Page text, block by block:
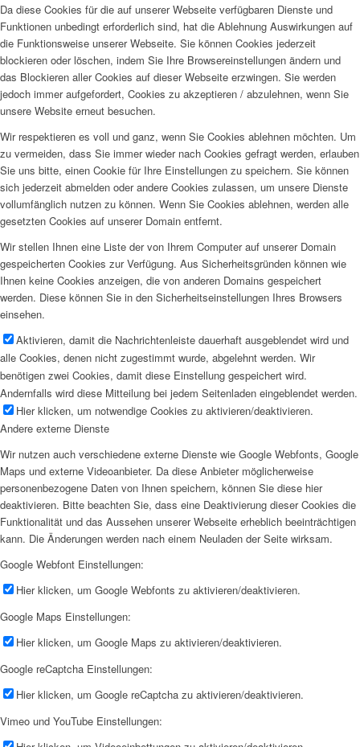
Da diese Cookies für die auf unserer Webseite verfügbaren Dienste und
Funktionen unbedingt erforderlich sind, hat die Ablehnung Auswirkungen auf
die Funktionsweise unserer Webseite. Sie können Cookies jederzeit
blockieren oder löschen, indem Sie Ihre Browsereinstellungen ändern und
das Blockieren aller Cookies auf dieser Webseite erzwingen. Sie werden
jedoch immer aufgefordert, Cookies zu akzeptieren / abzulehnen, wenn Sie
unsere Website erneut besuchen.
Wir respektieren es voll und ganz, wenn Sie Cookies ablehnen möchten. Um
zu vermeiden, dass Sie immer wieder nach Cookies gefragt werden, erlauben
Sie uns bitte, einen Cookie für Ihre Einstellungen zu speichern. Sie können
sich jederzeit abmelden oder andere Cookies zulassen, um unsere Dienste
vollumfänglich nutzen zu können. Wenn Sie Cookies ablehnen, werden alle
gesetzten Cookies auf unserer Domain entfernt.
Wir stellen Ihnen eine Liste der von Ihrem Computer auf unserer Domain
gespeicherten Cookies zur Verfügung. Aus Sicherheitsgründen können wie
Ihnen keine Cookies anzeigen, die von anderen Domains gespeichert
werden. Diese können Sie in den Sicherheitseinstellungen Ihres Browsers
einsehen.
Aktivieren, damit die Nachrichtenleiste dauerhaft ausgeblendet wird und
alle Cookies, denen nicht zugestimmt wurde, abgelehnt werden. Wir
benötigen zwei Cookies, damit diese Einstellung gespeichert wird.
Andernfalls wird diese Mitteilung bei jedem Seitenladen eingeblendet werden.
Hier klicken, um notwendige Cookies zu aktivieren/deaktivieren.
Andere externe Dienste
Wir nutzen auch verschiedene externe Dienste wie Google Webfonts, Google
Maps und externe Videoanbieter. Da diese Anbieter möglicherweise
personenbezogene Daten von Ihnen speichern, können Sie diese hier
deaktivieren. Bitte beachten Sie, dass eine Deaktivierung dieser Cookies die
Funktionalität und das Aussehen unserer Webseite erheblich beeinträchtigen
kann. Die Änderungen werden nach einem Neuladen der Seite wirksam.
Google Webfont Einstellungen:
Hier klicken, um Google Webfonts zu aktivieren/deaktivieren.
Google Maps Einstellungen:
Hier klicken, um Google Maps zu aktivieren/deaktivieren.
Google reCaptcha Einstellungen:
Hier klicken, um Google reCaptcha zu aktivieren/deaktivieren.
Vimeo und YouTube Einstellungen: